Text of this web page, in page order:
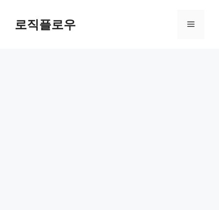
content로직플로우 Menu